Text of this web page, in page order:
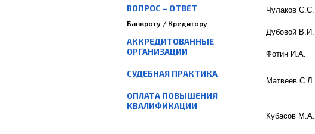
ВОПРОС – ОТВЕТ
Банкроту / Кредитору
АККРЕДИТОВАННЫЕ
ОРГАНИЗАЦИИ
СУДЕБНАЯ ПРАКТИКА
ОПЛАТА ПОВЫШЕНИЯ
КВАЛИФИКАЦИИ
Чулаков С.С.
Дубовой В.И.
Фотин И.А.
Матвеев С.Л.
Кубасов М.А.